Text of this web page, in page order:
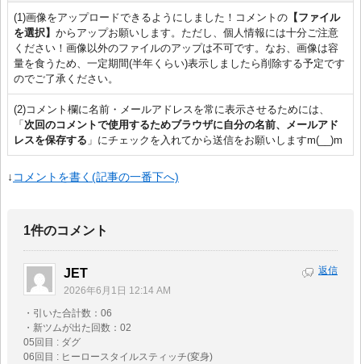
(1)画像をアップロードできるようにしました！コメントの【ファイル
を選択】 からアップお願いします。ただし、個人情報には十分ご注意
ください！画像以外のファイルのアップは不可です。なお、画像は容
量を食うため、一定期間(半年くらい)表示しましたら削除する予定です
のでご了承ください。
(2)コメント欄に名前・メールアドレスを常に表示させるためには、
「 次回のコメントで使用するためブラウザに自分の名前、メールアド
レスを保存する 」にチェックを入れてから送信をお願いしますm(__)m
↓ コメントを書く(記事の一番下へ)
1件のコメント
JET
2026年6月1日 12:14 AM
・引いた合計数：06
・新ツムが出た回数：02
05回目 : ダグ
06回目 : ヒーロースタイルスティッチ(変身)
返信